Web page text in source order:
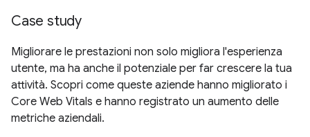
Case study
Migliorare le prestazioni non solo migliora l'esperienza
utente, ma ha anche il potenziale per far crescere la tua
attività. Scopri come queste aziende hanno migliorato i
Core Web Vitals e hanno registrato un aumento delle
metriche aziendali.